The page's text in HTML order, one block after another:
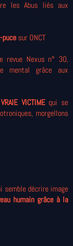
les Abus liés aux
puce sur ONCT
revue Nexus n° 30,
mental grâce aux
VICTIMEqui se
morgellons
semble décrire image
humain grâce à la